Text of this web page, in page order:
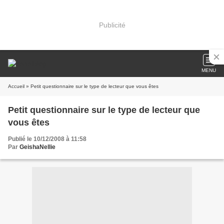
Publicité
MENU
Accueil » Petit questionnaire sur le type de lecteur que vous êtes
Petit questionnaire sur le type de lecteur que
vous êtes
Publié le 10/12/2008 à 11:58
Par GeishaNellie